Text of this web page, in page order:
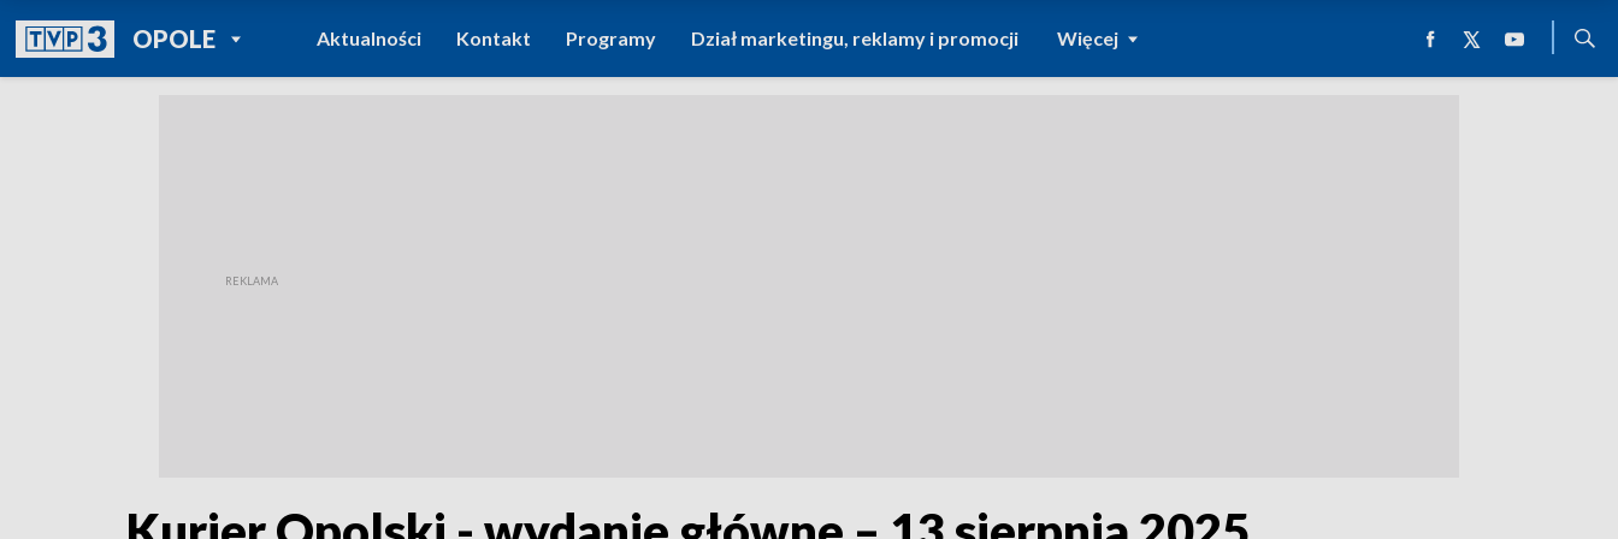
OPOLEPOWRÓT DO
TVP REGIONY
Aktualności Kontakt Programy Dział marketingu, reklamy i promocji Więcej